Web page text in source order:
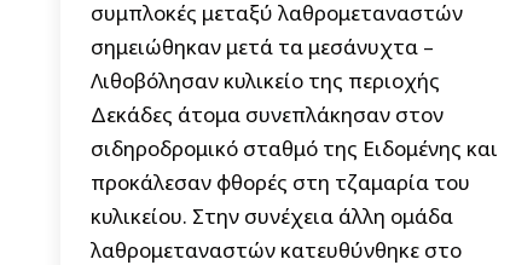
συμπλοκές μεταξύ λαθρομεταναστών
σημειώθηκαν μετά τα μεσάνυχτα –
Λιθοβόλησαν κυλικείο της περιοχής
Δεκάδες άτομα συνεπλάκησαν στον
σιδηροδρομικό σταθμό της Ειδομένης και
προκάλεσαν φθορές στη τζαμαρία του
κυλικείου. Στην συνέχεια άλλη ομάδα
λαθρομεταναστών κατευθύνθηκε στο